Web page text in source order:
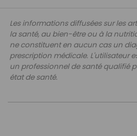
Les informations diffusées sur les
la santé, au bien-être ou à la
ne constituent en aucun cas un
prescription médicale. L'utilisateur
un professionnel de santé qualifié
état de santé.